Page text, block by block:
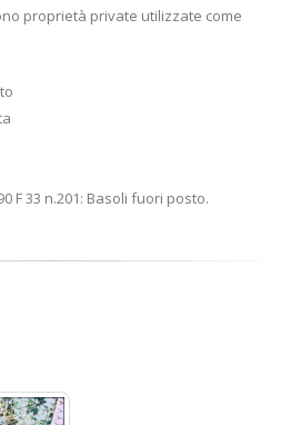
proprietà private utilizzate come
F 33 n.201: Basoli fuori posto.